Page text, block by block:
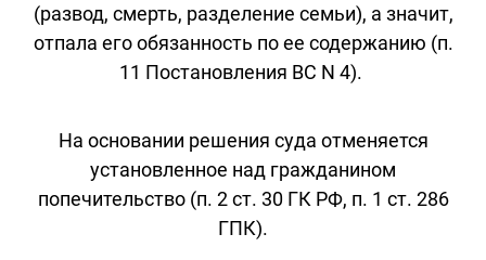
(развод, смерть, разделение семьи), а значит,
отпала его обязанность по ее содержанию (п.
11 Постановления ВС N 4).
На основании решения суда отменяется
установленное над гражданином
попечительство (п. 2 ст. 30 ГК РФ, п. 1 ст. 286
ГПК).